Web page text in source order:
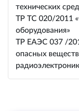
технических
ТР ТС 020/2011
оборудования»
ТР ЕАЭС 037 /
опасных